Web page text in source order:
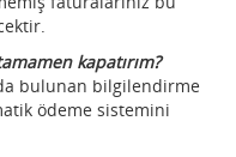
kapatırım?
bulunan bilgilendirme
ödeme sistemini